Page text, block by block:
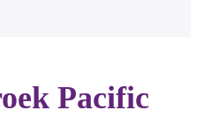
Pacific